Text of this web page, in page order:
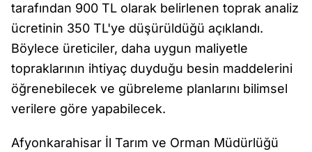
tarafından 900 TL olarak belirlenen toprak analiz
ücretinin 350 TL'ye düşürüldüğü açıklandı.
Böylece üreticiler, daha uygun maliyetle
topraklarının ihtiyaç duyduğu besin maddelerini
öğrenebilecek ve gübreleme planlarını bilimsel
verilere göre yapabilecek.
Afyonkarahisar İl Tarım ve Orman Müdürlüğü